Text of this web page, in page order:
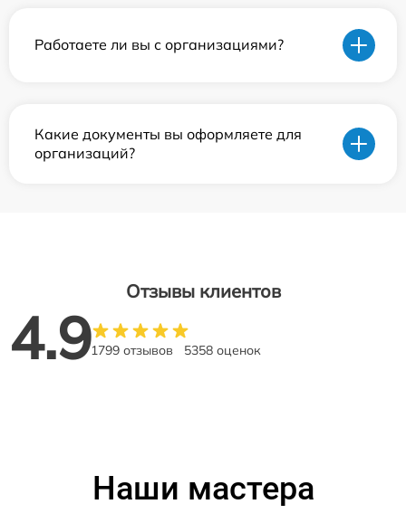
Работаете ли вы с организациями?
Какие документы вы оформляете для
организаций?
Отзывы клиентов
4.91799 отзывов 5358 оценок
Наши мастера